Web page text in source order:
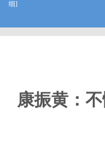
细]
康振黄：